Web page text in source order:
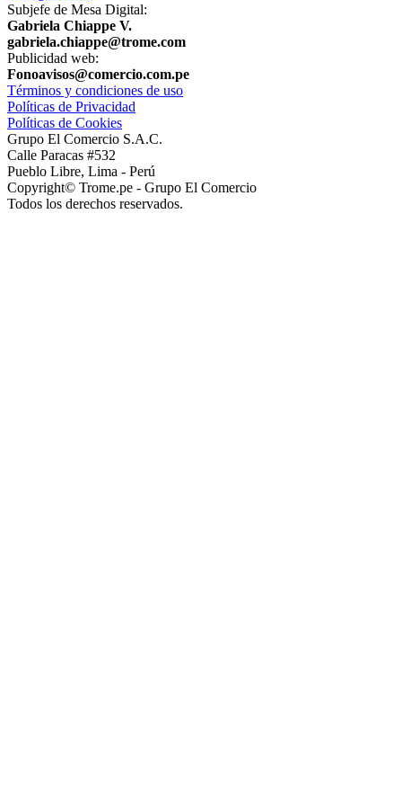
Subjefe de Mesa Digital:
Gabriela Chiappe V.
gabriela.chiappe@trome.com
Publicidad web:
Fonoavisos@comercio.com.pe
Términos y condiciones de uso
Políticas de Privacidad
Políticas de Cookies
Grupo El Comercio S.A.C.
Calle Paracas #532
Pueblo Libre, Lima - Perú
Copyright© Trome.pe - Grupo El Comercio
Todos los derechos reservados.